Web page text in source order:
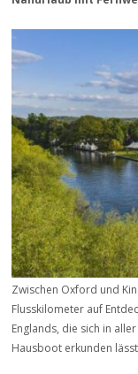
Zwischen Oxford und
Flusskilometer auf
Englands, die sich in
Hausboot erkunden